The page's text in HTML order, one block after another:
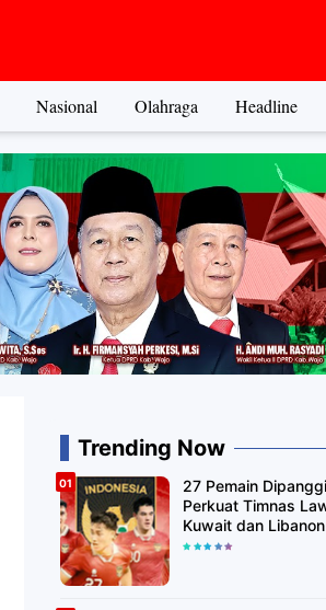
Nasional Olahraga Headline
Trending Now
27 Pemain
Perkuat Timnas
Kuwait dan Libanon